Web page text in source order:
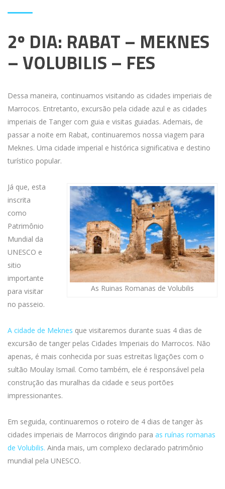
2º DIA: RABAT – MEKNES
– VOLUBILIS – FES
Dessa maneira, continuamos visitando as cidades imperiais de
Marrocos. Entretanto, excursão pela cidade azul e as cidades
imperiais de Tanger com guia e visitas guiadas. Ademais, de
passar a noite em Rabat, continuaremos nossa viagem para
Meknes. Uma cidade imperial e histórica significativa e destino
turístico popular.
As Ruinas Romanas de Volubilis
Já que, esta
inscrita
como
Patrimônio
Mundial da
UNESCO e
sitio
importante
para visitar
no passeio.
A cidade de Meknes que visitaremos durante suas 4 dias de
excursão de tanger pelas Cidades Imperiais do Marrocos. Não
apenas, é mais conhecida por suas estreitas ligações com o
sultão Moulay Ismail. Como também, ele é responsável pela
construção das muralhas da cidade e seus portões
impressionantes.
Em seguida, continuaremos o roteiro de 4 dias de tanger às
cidades imperiais de Marrocos dirigindo para as ruínas romanas
de Volubilis. Ainda mais, um complexo declarado patrimônio
mundial pela UNESCO.